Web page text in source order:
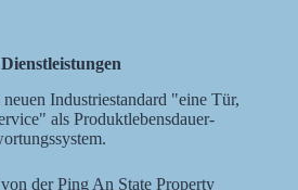
Industriestandard "eine Tür,
als Produktlebensdauer-
der Ping An State Property